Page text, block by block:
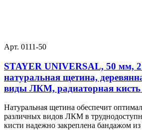
Арт. 0111-50
STAYER UNIVERSAL, 50 мм,
натуральная щетина,
виды ЛКМ, радиаторная кисть
Натуральная щетина обеспечит
различных видов ЛКМ в
кисти надежно закреплена бандажом